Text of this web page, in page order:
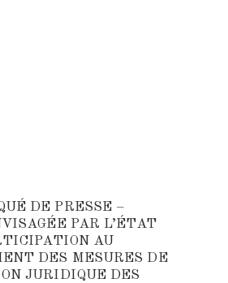
DE PRESSE –
PAR L’ÉTAT
AU
DES MESURES DE
JURIDIQUE DES